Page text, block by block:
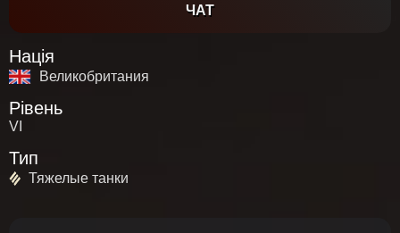
ЧАТ
Нація
Великобритания
Рівень
VI
Тип
Тяжелые танки